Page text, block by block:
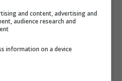
Η καλύτερη συνταγή για
με αφράτη κρέμα και
and content, advertising and
audience research and
information on a device